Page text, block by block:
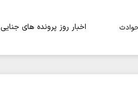
اخبار روز پرونده های جنایی